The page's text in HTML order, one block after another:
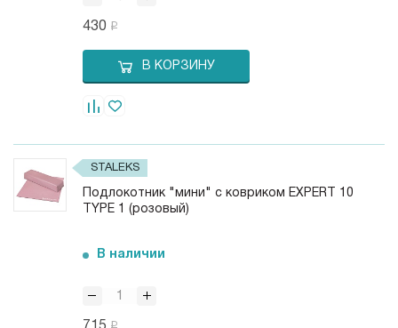
430
В КОРЗИНУ
STALEKS
Подлокотник "мини" с ковриком EXPERT 10
TYPE 1 (розовый)
В наличии